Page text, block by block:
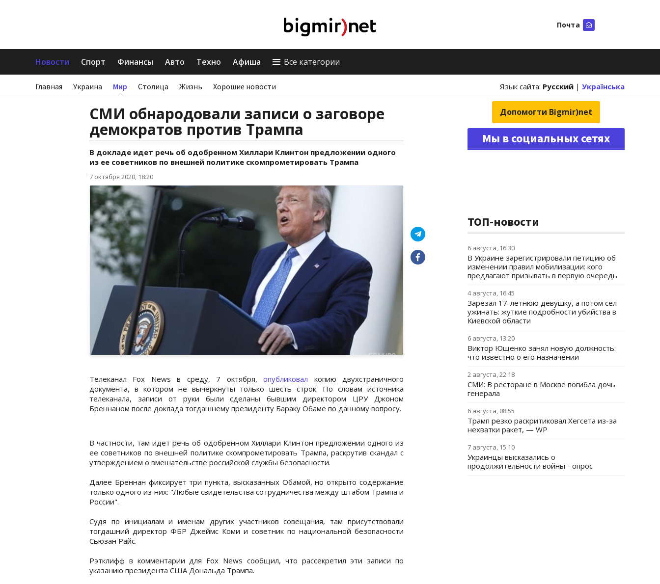
Почта
Новости Спорт Финансы Авто Техно Афиша Все категории
Главная Украина Мир Столица Жизнь Хорошие новости Язык сайта: Русский | Українська
СМИ обнародовали записи о заговоре
демократов против Трампа
В докладе идет речь об одобренном Хиллари Клинтон предложении одного
из ее советников по внешней политике скомпрометировать Трампа
7 октября 2020, 18:20
Телеканал Fox News в среду, 7 октября,опубликовал копию двухстраничного
документа, в котором не вычеркнуты только шесть строк. По словам источника
телеканала, записи от руки были сделаны бывшим директором ЦРУ Джоном
Бреннаном после доклада тогдашнему президенту Бараку Обаме по данному вопросу.
В частности, там идет речь об одобренном Хиллари Клинтон предложении одного из
ее советников по внешней политике скомпрометировать Трампа, раскрутив скандал с
утверждением о вмешательстве российской службы безопасности.
Далее Бреннан фиксирует три пункта, высказанных Обамой, но открыто содержание
только одного из них: "Любые свидетельства сотрудничества между штабом Трампа и
России".
Судя по инициалам и именам других участников совещания, там присутствовали
тогдашний директор ФБР Джеймс Коми и советник по национальной безопасности
Сьюзан Райс.
Рэтклифф в комментарии для Fox News сообщил, что рассекретил эти записи по
указанию президента США Дональда Трампа.
Допомогти Bigmir)net
Мы в социальных сетях
ТОП-новости
6 августа, 16:30
В Украине зарегистрировали петицию об
изменении правил мобилизации: кого
предлагают призывать в первую очередь
4 августа, 16:45
Зарезал 17-летнюю девушку, а потом сел
ужинать: жуткие подробности убийства в
Киевской области
6 августа, 13:20
Виктор Ющенко занял новую должность:
что известно о его назначении
2 августа, 22:18
СМИ: В ресторане в Москве погибла дочь
генерала
6 августа, 08:55
Трамп резко раскритиковал Хегсета из-за
нехватки ракет, — WP
7 августа, 15:10
Украинцы высказались о
продолжительности войны - опрос